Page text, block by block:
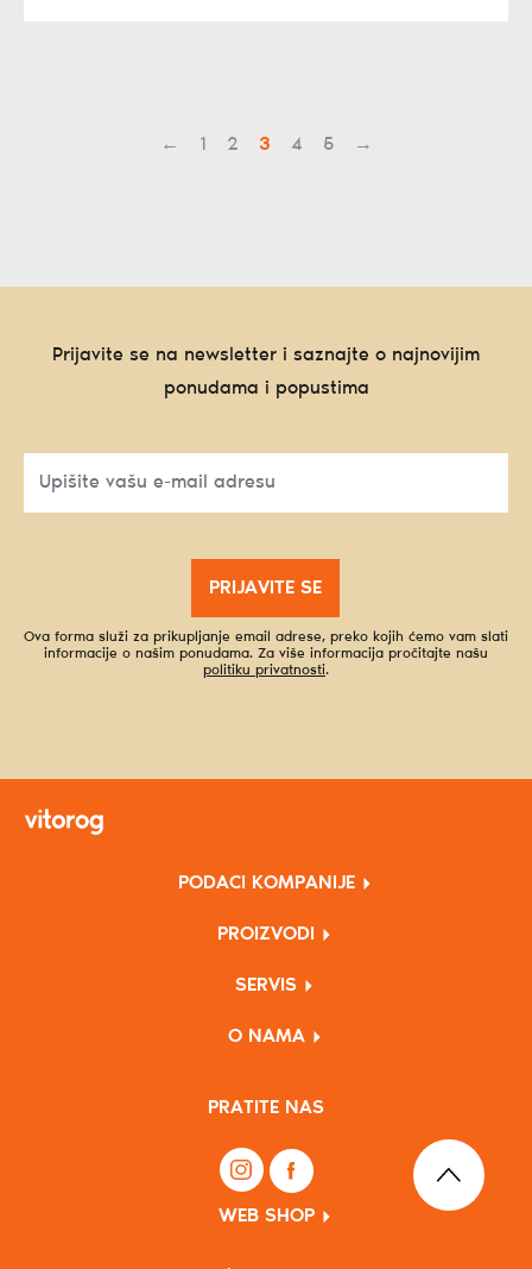
← 1 2 3 4 5 →
Prijavite se na newsletter i saznajte o najnovijim
ponudama i popustima
PRIJAVITE SE
Ova forma služi za prikupljanje email adrese, preko kojih ćemo vam slati
informacije o našim ponudama. Za više informacija pročitajte našu
politiku privatnosti.
PODACI KOMPANIJE
PROIZVODI
SERVIS
O NAMA
PRATITE NAS
WEB SHOP